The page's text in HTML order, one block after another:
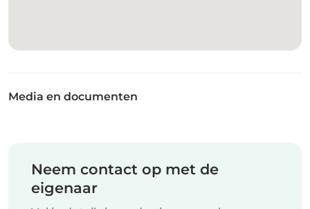
Media en documenten
Neem contact op met de
eigenaar